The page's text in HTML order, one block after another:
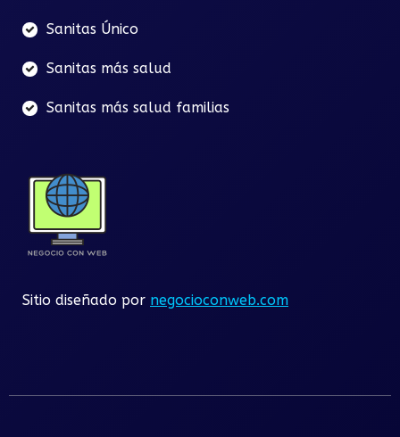
Sanitas Único
Sanitas más salud
Sanitas más salud familias
Sitio diseñado por negocioconweb.com